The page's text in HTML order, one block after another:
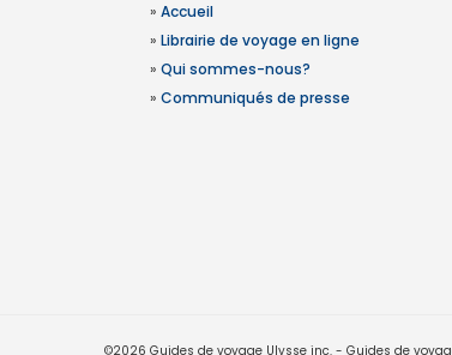
» Accueil
» Librairie de voyage en ligne
» Qui sommes-nous?
» Communiqués de presse
©2026 Guides de voyage Ulysse inc. - Guides de